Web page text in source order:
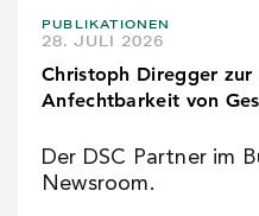
PUBLIKATIONEN
28. JULI 2026
Christoph Diregger
Anfechtbarkeit von
Der DSC Partner im
Newsroom.